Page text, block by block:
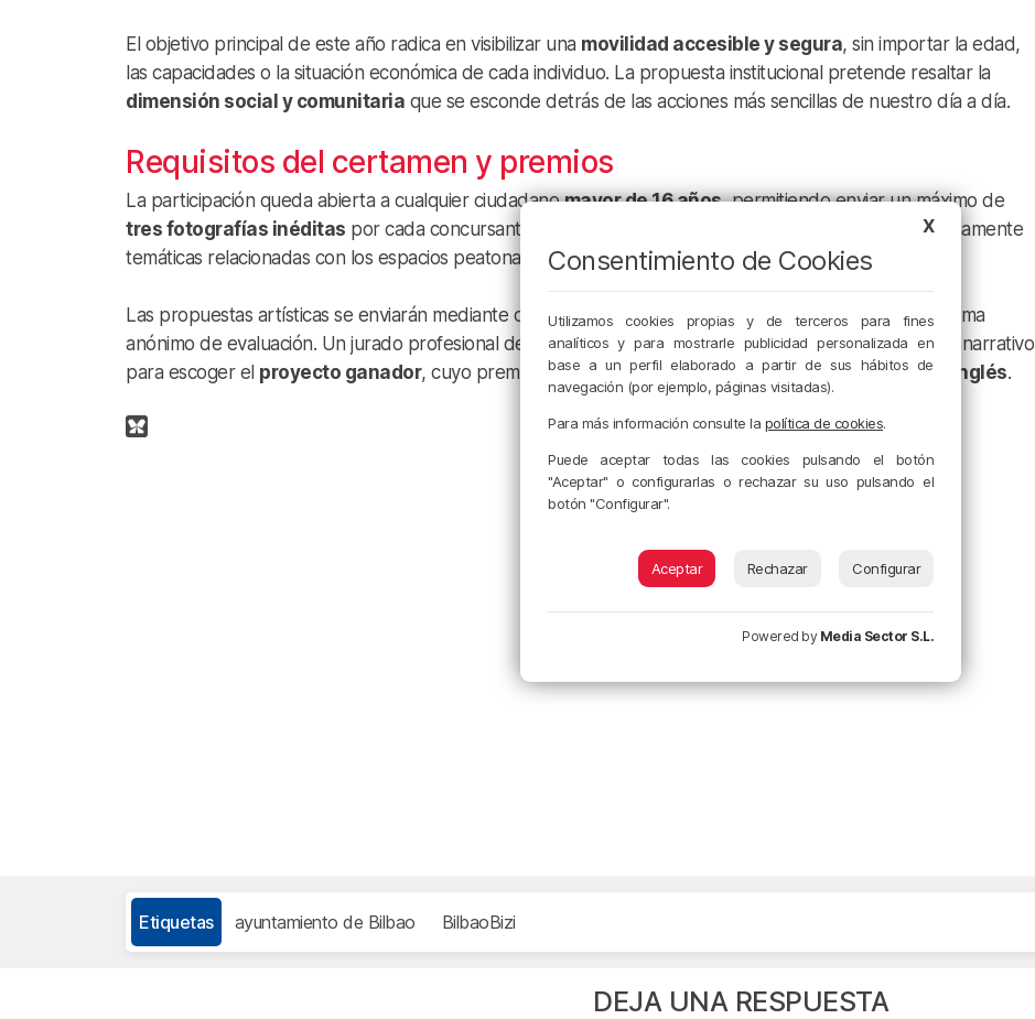
El objetivo principal de este año radica en visibilizar una movilidad accesible y segura, sin importar la edad,
las capacidades o la situación económica de cada individuo. La propuesta institucional pretende resaltar la
dimensión social y comunitaria que se esconde detrás de las acciones más sencillas de nuestro día a día.
Requisitos del certamen y premios
La participación queda abierta a cualquier ciudadanomayor de 16 años, permitiendo enviar un máximo de
tres fotografías inéditas por cada concursante inscrito. Las obras gráficas deben abordar obligatoriamente
temáticas relacionadas con los espacios peatonales, el transporte activo o la accesibilidad.
Las propuestas artísticas se enviarán mediante correo electrónico y entrarán directamente en un sistema
anónimo de evaluación. Un jurado profesional designado por Blackkamerarevisará el valor técnico y narrativo
para escoger el proyecto ganador, cuyo premio final consiste en una bicicleta cortesía deEl Corte Inglés.
Etiquetas ayuntamiento de Bilbao BilbaoBizi
DEJA UNA RESPUESTA
X
Consentimiento de Cookies
Utilizamos cookies propias y de terceros para fines
analíticos y para mostrarle publicidad personalizada en
base a un perfil elaborado a partir de sus hábitos de
navegación (por ejemplo, páginas visitadas).
Para más información consulte la política de cookies.
Puede aceptar todas las cookies pulsando el botón
"Aceptar" o configurarlas o rechazar su uso pulsando el
botón "Configurar".
Aceptar Rechazar Configurar
Powered by Media Sector S.L.